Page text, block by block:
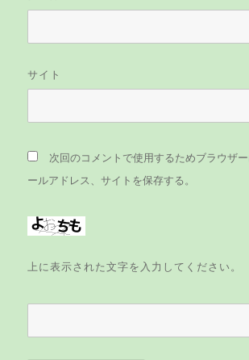
サイト
次回のコメントで使用するためブラウザ
ールアドレス、サイトを保存する。
上に表示された文字を入力してください。